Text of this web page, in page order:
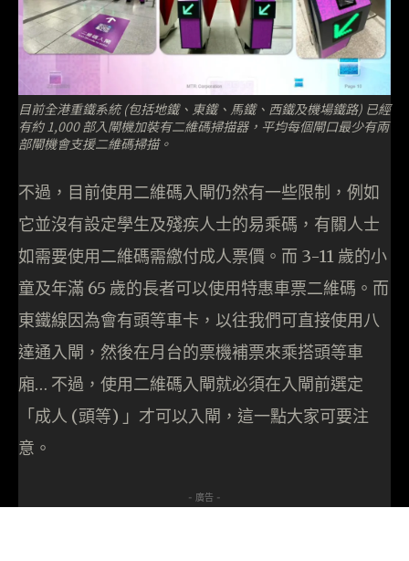
目前全港重鐵系統 (包括地鐵、東鐵、馬鐵、西鐵及機場鐵路) 已經
有約 1,000 部入閘機加裝有二維碼掃描器，平均每個閘口最少有兩
部閘機會支援二維碼掃描。
不過，目前使用二維碼入閘仍然有一些限制，例如
它並沒有設定學生及殘疾人士的易乘碼，有關人士
如需要使用二維碼需繳付成人票價。而 3-11 歲的小
童及年滿 65 歲的長者可以使用特惠車票二維碼。而
東鐵線因為會有頭等車卡，以往我們可直接使用八
達通入閘，然後在月台的票機補票來乘搭頭等車
廂… 不過，使用二維碼入閘就必須在入閘前選定
「成人 (頭等) 」才可以入閘，這一點大家可要注
意。
- 廣告 -